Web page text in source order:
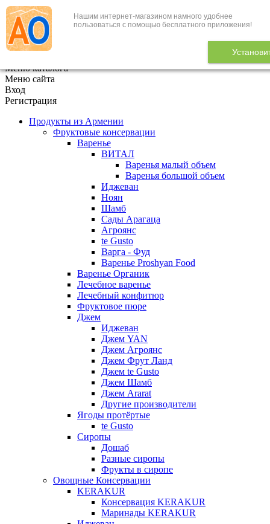
Нашим интернет-магазином намного удобнее
пользоваться с помощью бесплатного приложения!
+7 (495) 646-888-1
В корзине 0
Меню каталога
Меню сайта
Вход
Регистрация
Продукты из Армении
Фруктовые консервации
Варенье
ВИТАЛ
Варенья малый объем
Варенья большой объем
Иджеван
Ноян
Шамб
Сады Арагаца
Агроянс
te Gusto
Варга - Фуд
Варенье Proshyan Food
Варенье Органик
Лечебное варенье
Лечебный конфитюр
Фруктовое пюре
Джем
Иджеван
Джем YAN
Джем Агроянс
Джем Фрут Ланд
Джем te Gusto
Джем Шамб
Джем Ararat
Другие производители
Ягоды протёртые
te Gusto
Сиропы
Дошаб
Разные сиропы
Фрукты в сиропе
Овощные Консервации
KERAKUR
Консервация KERAKUR
Маринады KERAKUR